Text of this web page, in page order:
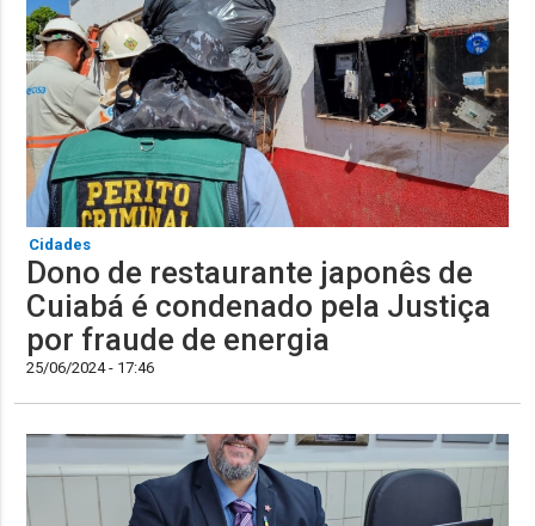
Cidades
Dono de restaurante japonês de
Cuiabá é condenado pela Justiça
por fraude de energia
25/06/2024 - 17:46